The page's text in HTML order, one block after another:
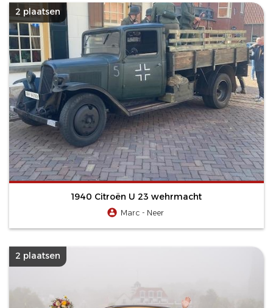
2 plaatsen
1940 Citroën U 23 wehrmacht
Marc - Neer
2 plaatsen